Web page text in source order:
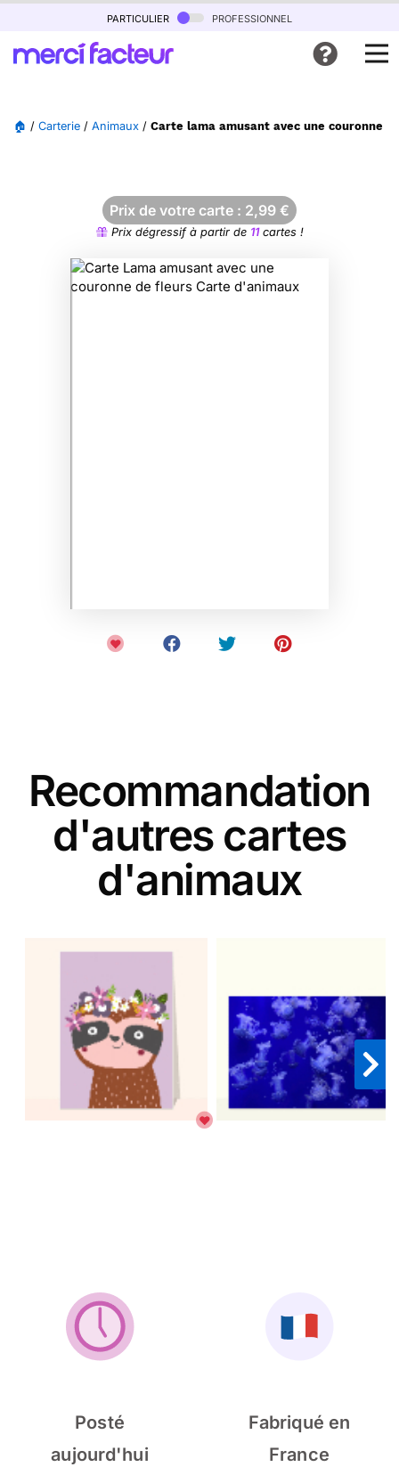
particulier professionnel
🏠 / Carterie / Animaux / Carte lama amusant avec une couronne
Prix de votre carte : 2,99 €
Prix dégressif à partir de 11cartes !
Recommandation
d'autres cartes
d'animaux
Posté
aujourd'hui
Fabriqué en
France